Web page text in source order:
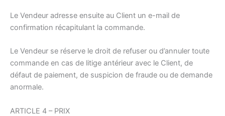
Le Vendeur adresse ensuite au Client un e-mail de
confirmation récapitulant la commande.
Le Vendeur se réserve le droit de refuser ou d’annuler toute
commande en cas de litige antérieur avec le Client, de
défaut de paiement, de suspicion de fraude ou de demande
anormale.
ARTICLE 4 – PRIX